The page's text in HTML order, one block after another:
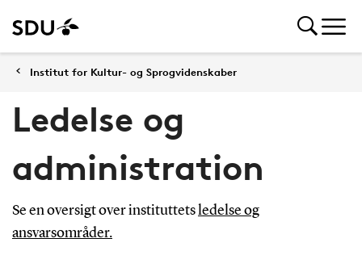
Institut for Kultur- og Sprogvidenskaber
Ledelse og
administration
Se en oversigt over instituttets ledelse og
ansvarsområder.